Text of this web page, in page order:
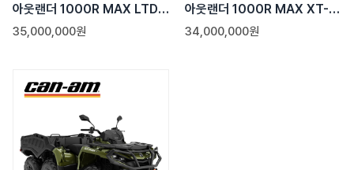
아웃랜더 1000R MAX LTD
(101마력)
35,000,000원
아웃랜더 1000R MAX XT-P
(101마력)
34,000,000원